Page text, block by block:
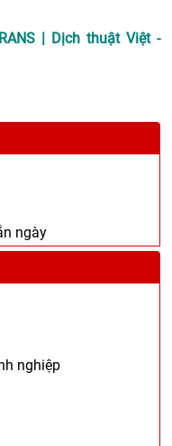
| Dịch thuật Việt -
ngày
nghiệp